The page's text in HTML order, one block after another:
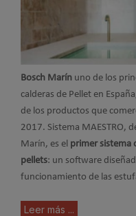
Bosch Marín uno de los
calderas de Pellet en
de los productos que
2017. Sistema MAESTRO,
Marín, es el primer sistema
pellets: un software
funcionamiento de las
Leer más ...